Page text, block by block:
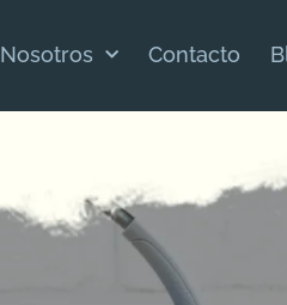
Nosotros Contacto